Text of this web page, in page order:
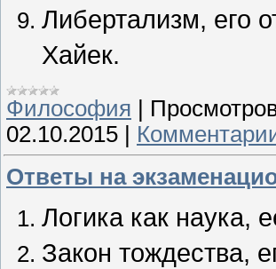
Либертализм, его
Хайек.
Философия
02.10.2015
Ответы на
Логика как наука,
Закон тождества,